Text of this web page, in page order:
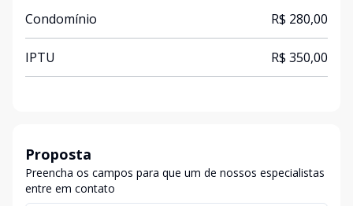
Condomínio R$ 280,00
IPTU R$ 350,00
Proposta
Preencha os campos para que um de nossos especialistas
entre em contato